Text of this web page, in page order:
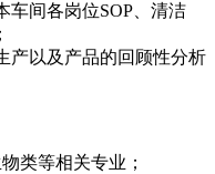
车间各岗位SOP、清洁
产以及产品的回顾性分析
类等相关专业；